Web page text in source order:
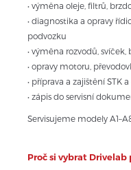
• výměna oleje, filtrů,
• diagnostika a opravy
podvozku
• výměna rozvodů,
• opravy motoru,
• příprava a zajištění STK
• zápis do servisní
Servisujeme modely
Proč si vybrat Drivelab